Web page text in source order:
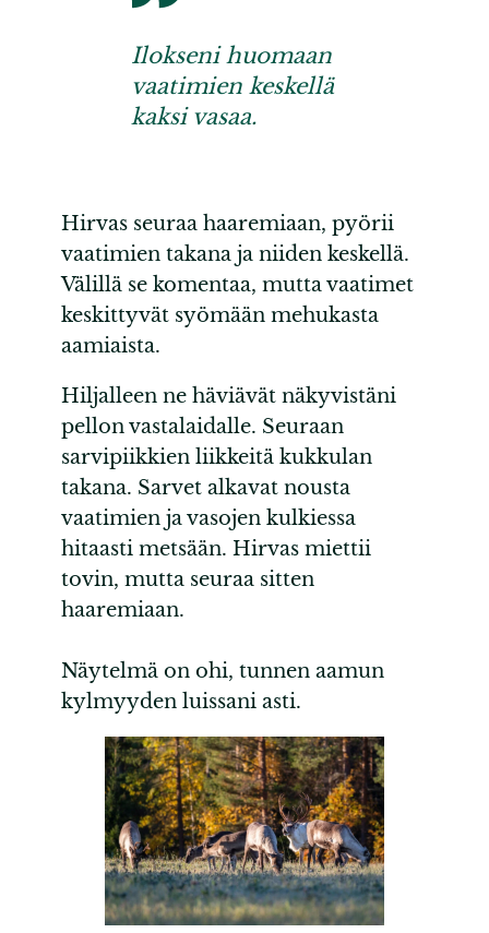
Ilokseni huomaan
vaatimien keskellä
kaksi vasaa.
Hirvas seuraa haaremiaan, pyörii
vaatimien takana ja niiden keskellä.
Välillä se komentaa, mutta vaatimet
keskittyvät syömään mehukasta
aamiaista.
Hiljalleen ne häviävät näkyvistäni
pellon vastalaidalle. Seuraan
sarvipiikkien liikkeitä kukkulan
takana. Sarvet alkavat nousta
vaatimien ja vasojen kulkiessa
hitaasti metsään. Hirvas miettii
tovin, mutta seuraa sitten
haaremiaan.
Näytelmä on ohi, tunnen aamun
kylmyyden luissani asti.